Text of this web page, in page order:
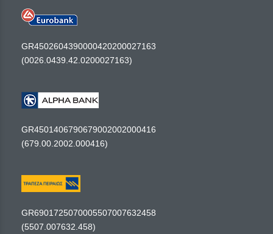
GR4502604390000420200027163
(0026.0439.42.0200027163)
GR4501406790679002002000416
(679.00.2002.000416)
GR6901725070005507007632458
(5507.007632.458)